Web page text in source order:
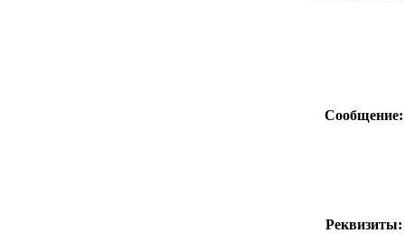
Сообщение:
Реквизиты: